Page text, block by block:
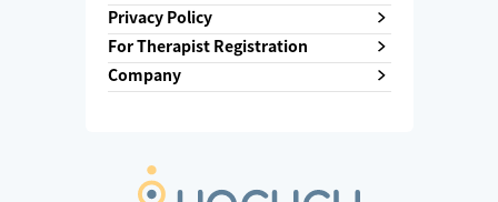
Privacy Policy
For Therapist Registration
Company